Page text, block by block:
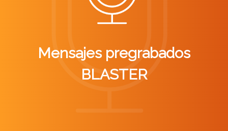
Mensajes pregrabados
BLASTER